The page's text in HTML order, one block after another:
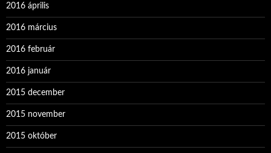
2016 április
2016 március
2016 február
2016 január
2015 december
2015 november
2015 október